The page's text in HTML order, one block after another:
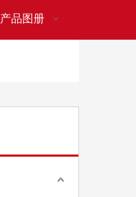
产品图册